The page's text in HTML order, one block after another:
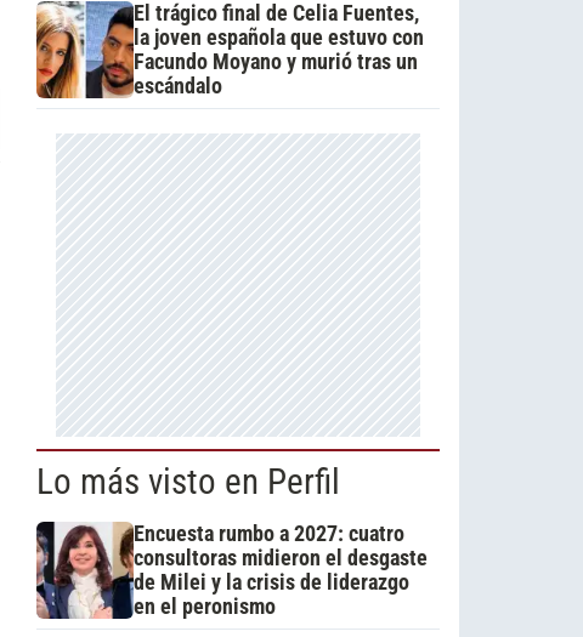
El trágico final de Celia Fuentes,
la joven española que estuvo con
Facundo Moyano y murió tras un
escándalo
Lo más visto en Perfil
Encuesta rumbo a 2027: cuatro
consultoras midieron el desgaste
de Milei y la crisis de liderazgo
en el peronismo